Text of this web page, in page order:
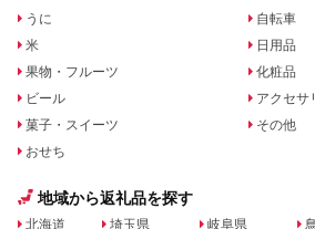
うに
米
果物・フルーツ
ビール
菓子・スイーツ
おせち
自転車
日用品
化粧品
アクセサ
その他
地域から返礼品を探す
北海道 埼玉県 岐阜県